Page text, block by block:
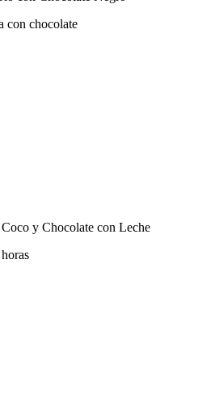
con chocolate
y Chocolate con Leche